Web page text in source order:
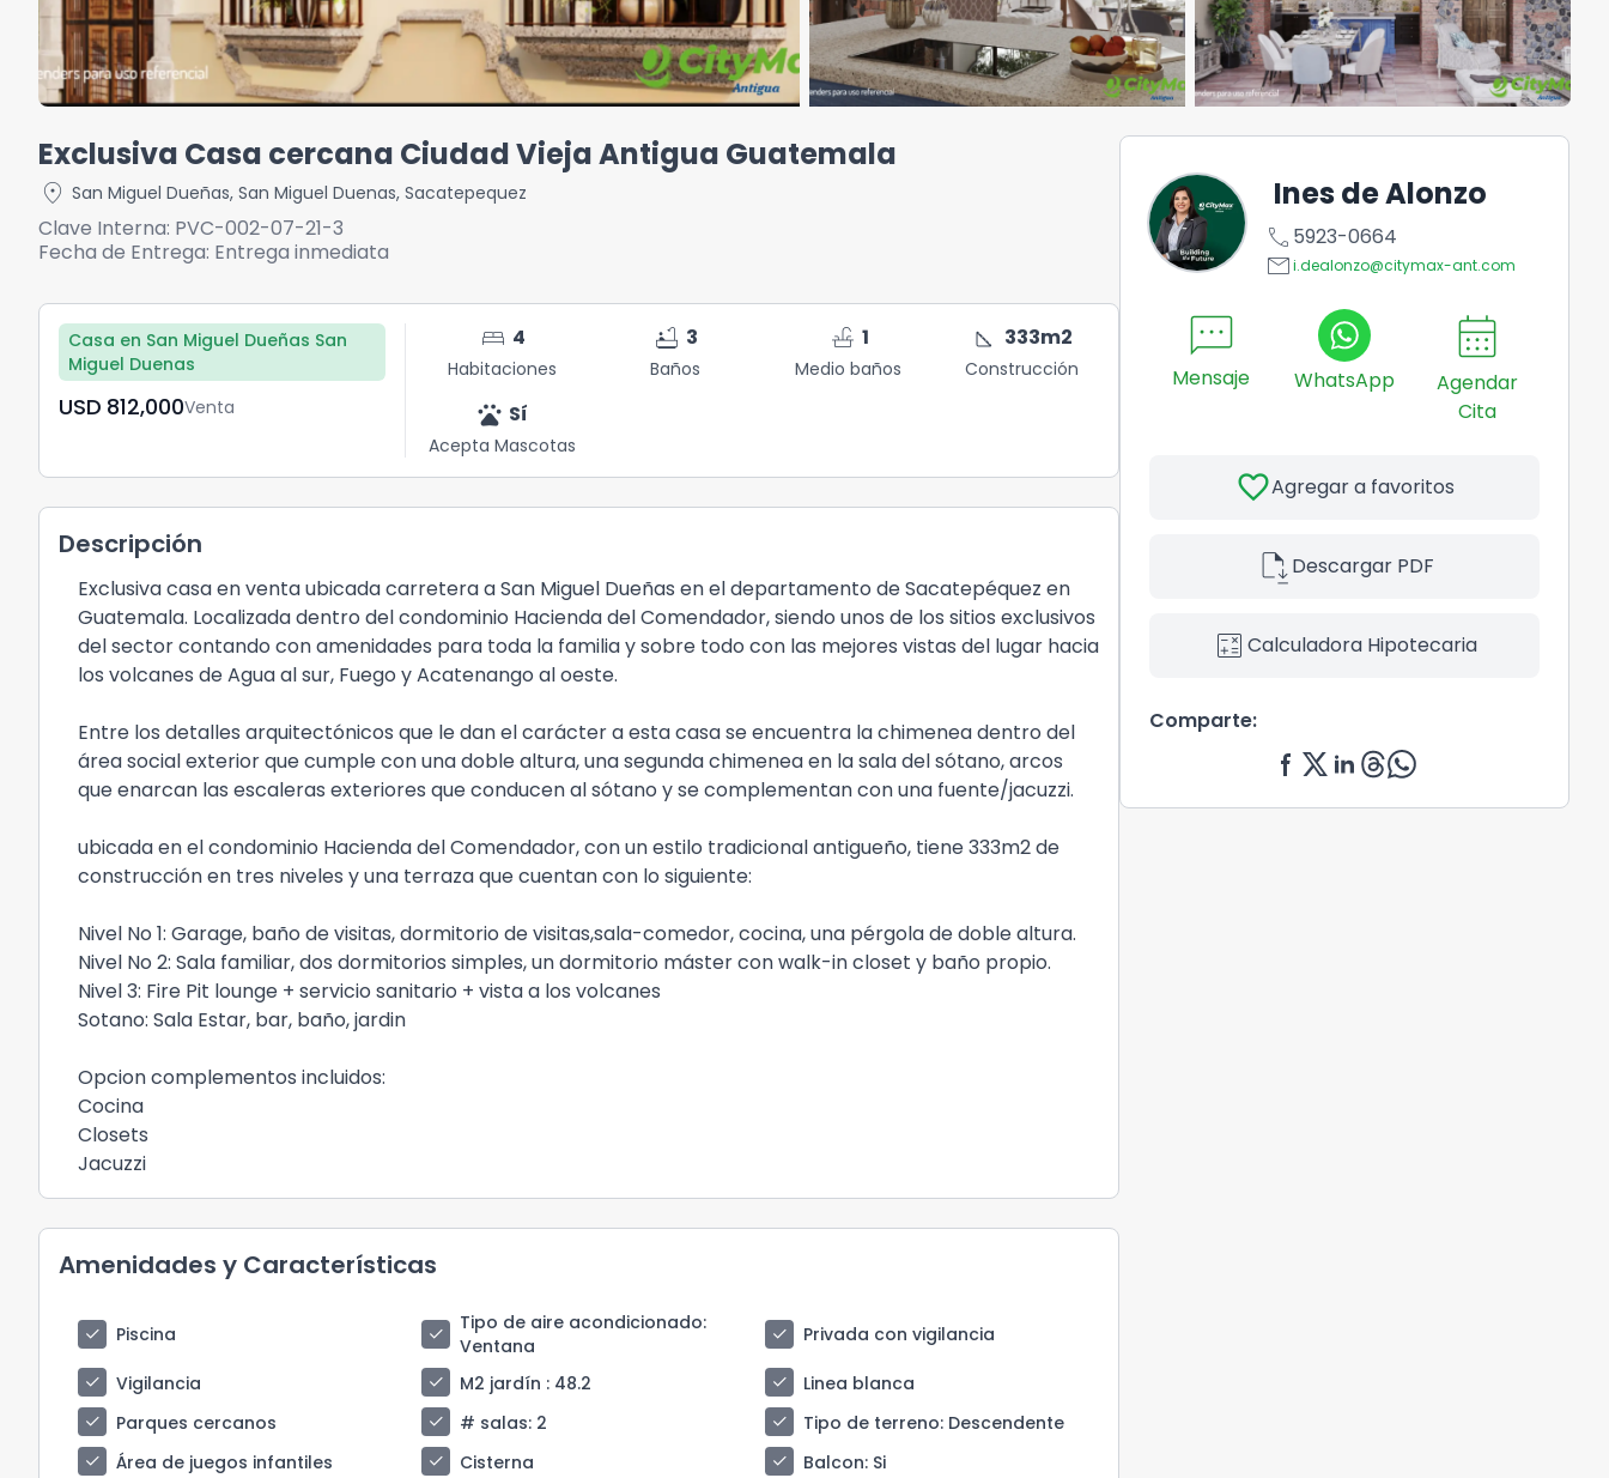
Exclusiva Casa cercana Ciudad Vieja Antigua Guatemala
location_on San Miguel Dueñas, San Miguel Duenas, Sacatepequez
Clave Interna: PVC-002-07-21-3
Fecha de Entrega: Entrega inmediata
Casa en San Miguel Dueñas San
Miguel Duenas
USD	812,000Venta
bed 4
Habitaciones
bathtub 3
Baños
faucet 1
Medio baños
square_foot 333m2
Construcción
pets Sí
Acepta Mascotas
Descripción
Exclusiva casa en venta ubicada carretera a San Miguel Dueñas en el departamento de Sacatepéquez en
Guatemala. Localizada dentro del condominio Hacienda del Comendador, siendo unos de los sitios exclusivos
del sector contando con amenidades para toda la familia y sobre todo con las mejores vistas del lugar hacia
los volcanes de Agua al sur, Fuego y Acatenango al oeste.
Entre los detalles arquitectónicos que le dan el carácter a esta casa se encuentra la chimenea dentro del
área social exterior que cumple con una doble altura, una segunda chimenea en la sala del sótano, arcos
que enarcan las escaleras exteriores que conducen al sótano y se complementan con una fuente/jacuzzi.
ubicada en el condominio Hacienda del Comendador, con un estilo tradicional antigueño, tiene 333m2 de
construcción en tres niveles y una terraza que cuentan con lo siguiente:
Nivel No 1: Garage, baño de visitas, dormitorio de visitas,sala-comedor, cocina, una pérgola de doble altura.
Nivel No 2: Sala familiar, dos dormitorios simples, un dormitorio máster con walk-in closet y baño propio.
Nivel 3: Fire Pit lounge + servicio sanitario + vista a los volcanes
Sotano: Sala Estar, bar, baño, jardin
Opcion complementos incluidos:
Cocina
Closets
Jacuzzi
Amenidades y Características
check Piscina check Tipo de aire acondicionado:
Ventana
check
Privada con vigilancia
check
Vigilancia check M2 jardín : 48.2 check
Linea blanca
check
Parques cercanos check # salas: 2 check Tipo de terreno: Descendente
check
Área de juegos infantiles check Cisterna check Balcon: Si
Ines de Alonzo
call 5923-0664
emaili.dealonzo@citymax-ant.com
sms
Mensaje WhatsApp
calendar_month
Agendar
Cita
favoriteAgregar a favoritos
file_saveDescargar PDF
calculate Calculadora Hipotecaria
Comparte: